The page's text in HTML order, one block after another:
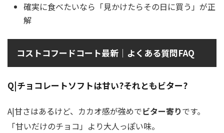
確実に食べたいなら「見かけたらその日に買う」が正
解
コストコフードコート最新｜よくある質問FAQ
Q|チョコレートソフトは甘い?それともビター?
A|甘さはあるけど、カカオ感が強めでビター寄りです。
「甘いだけのチョコ」より大人っぽい味。